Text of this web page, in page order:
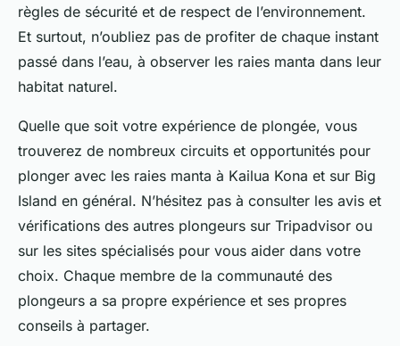
règles de sécurité et de respect de l’environnement.
Et surtout, n’oubliez pas de profiter de chaque instant
passé dans l’eau, à observer les raies manta dans leur
habitat naturel.
Quelle que soit votre expérience de plongée, vous
trouverez de nombreux circuits et opportunités pour
plonger avec les raies manta à Kailua Kona et sur Big
Island en général. N’hésitez pas à consulter les avis et
vérifications des autres plongeurs sur Tripadvisor ou
sur les sites spécialisés pour vous aider dans votre
choix. Chaque membre de la communauté des
plongeurs a sa propre expérience et ses propres
conseils à partager.